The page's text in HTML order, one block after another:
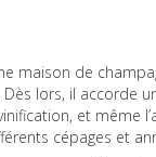
maison de
lors, il accorde
et même
cépages et